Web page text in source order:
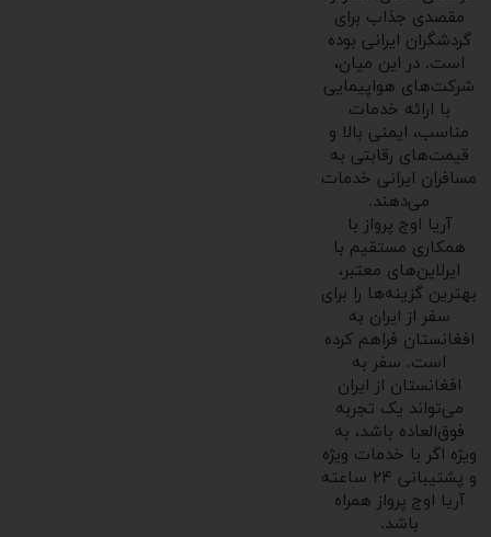
مقصدی جذاب برای
گردشگران ایرانی بوده
است. در این میان،
شرکت‌های هواپیمایی
با ارائه خدمات
مناسب، ایمنی بالا و
قیمت‌های رقابتی به
مسافران ایرانی خدمات
می‌دهند.
آریا اوج پرواز با
همکاری مستقیم با
ایرلاین‌های معتبر،
بهترین گزینه‌ها را برای
سفر از ایران به
افغانستان فراهم کرده
است. سفر به
افغانستان از ایران
می‌تواند یک تجربه
فوق‌العاده باشد، به
ویژه اگر با خدمات ویژه
و پشتیبانی ۲۴ ساعته
آریا اوج پرواز همراه
باشد.